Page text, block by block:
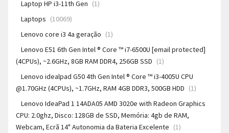
Laptop HP i3-11th Gen (1)
Laptops (10069)
Lenovo core i3 4a geração (1)
Lenovo E51 6th Gen Intel ® Core ™ i7-6500U [email protected]
(4CPUs), ~2.6GHz, 8GB RAM DDR4, 256GB SSD (1)
Lenovo idealpad G50 4th Gen Intel ® Core ™ i3-4005U CPU
@1.70GHz (4CPUs), ~1.7GHz, RAM 4GB DDR3, 500GB HDD (1)
Lenovo IdeaPad 1 14ADA05 AMD 3020e with Radeon Graphics
CPU: 2.0ghz, Disco: 128GB de SSD, Memória: 4gb de RAM,
Webcam, Ecrã 14" Autonomia da Bateria Excelente (1)